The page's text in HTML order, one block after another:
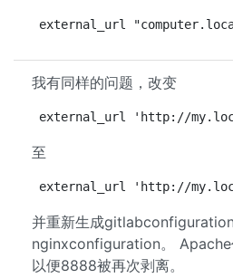
external_url
我有同样的问题，改变
external_url 'http://
至
external_url 'http://
并重新生成
nginxconfiguration。 Apache
以便8888被再次剥离。